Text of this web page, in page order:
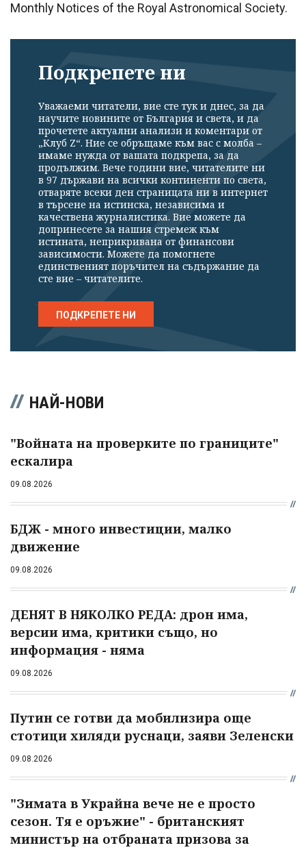
Monthly Notices of the Royal Astronomical Society.
Подкрепете ни
Уважаеми читатели, вие сте тук и днес, за да
научите новините от България и света, и да
прочетете актуални анализи и коментари от
„Клуб Z“. Ние се обръщаме към вас с молба –
имаме нужда от вашата подкрепа, за да
продължим. Вече години вие, читателите ни
в 97 държави на всички континенти по света,
отваряте всеки ден страницата ни в интернет
в търсене на истинска, независима и
качествена журналистика. Вие можете да
допринесете за нашия стремеж към
истината, неприкривана от финансови
зависимости. Можете да помогнете
единственият поръчител на съдържание да
сте вие – читателите.
ПОДКРЕПЕТЕ НИ
НАЙ-НОВИ
"Войната на проверките по границите"
ескалира
09.08.2026
БДЖ - много инвестиции, малко
движение
09.08.2026
ДЕНЯТ В НЯКОЛКО РЕДА: дрон има,
версии има, критики също, но
информация - няма
09.08.2026
Путин се готви да мобилизира още
стотици хиляди руснаци, заяви Зеленски
09.08.2026
"Зимата в Украйна вече не е просто
сезон. Тя е оръжие" - британският
министър на отбраната призова за